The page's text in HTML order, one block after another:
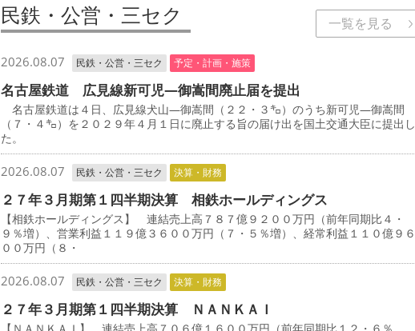
民鉄・公営・三セク 一覧を見る
2026.08.07 民鉄・公営・三セク 予定・計画・施策
名古屋鉄道 広見線新可児―御嵩間廃止届を提出
名古屋鉄道は４日、広見線犬山―御嵩間（２２・３㌔）のうち新可児―御嵩間
（７・４㌔）を２０２９年４月１日に廃止する旨の届け出を国土交通大臣に提出し
た。
2026.08.07 民鉄・公営・三セク 決算・財務
２７年３月期第１四半期決算 相鉄ホールディングス
【相鉄ホールディングス】 連結売上高７８７億９２００万円（前年同期比４・
９％増）、営業利益１１９億３６００万円（７・５％増）、経常利益１１０億９６
００万円（８・
2026.08.07 民鉄・公営・三セク 決算・財務
２７年３月期第１四半期決算 ＮＡＮＫＡＩ